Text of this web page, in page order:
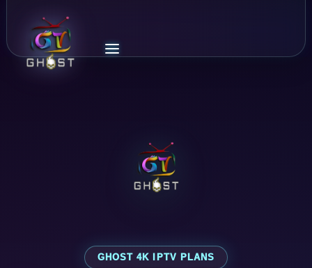
GHOST 4K IPTV PLANS